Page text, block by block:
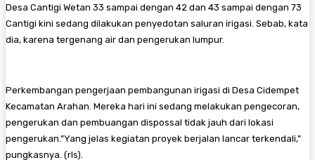
Desa Cantigi Wetan 33 sampai dengan 42 dan 43 sampai dengan 73
Cantigi kini sedang dilakukan penyedotan saluran irigasi. Sebab, kata
dia, karena tergenang air dan pengerukan lumpur.
Perkembangan pengerjaan pembangunan irigasi di Desa Cidempet
Kecamatan Arahan. Mereka hari ini sedang melakukan pengecoran,
pengerukan dan pembuangan dispossal tidak jauh dari lokasi
pengerukan.”Yang jelas kegiatan proyek berjalan lancar terkendali,”
pungkasnya. (rls).